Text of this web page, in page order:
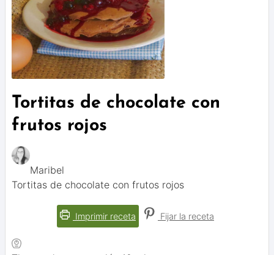
Tortitas de chocolate con
frutos rojos
Maribel
Tortitas de chocolate con frutos rojos
Imprimir receta Fijar la receta